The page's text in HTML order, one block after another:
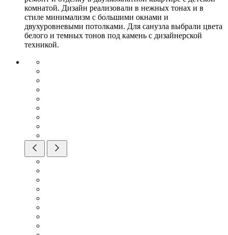
комнатой. Дизайн реализовали в нежных тонах и в
стиле минимализм с большими окнами и
двухуровневыми потолками. Для санузла выбрали цвета
белого и темных тонов под камень с дизайнерской
техникой.